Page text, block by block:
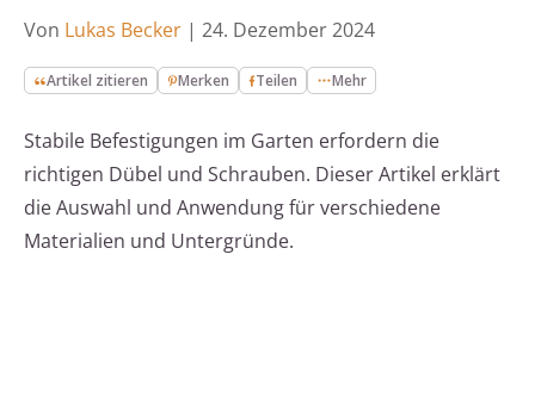
Von Lukas Becker | 24. Dezember 2024
Artikel zitieren Merken Teilen Mehr
Stabile Befestigungen im Garten erfordern die
richtigen Dübel und Schrauben. Dieser Artikel erklärt
die Auswahl und Anwendung für verschiedene
Materialien und Untergründe.